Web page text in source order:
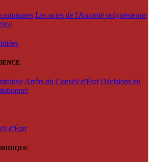
Les actes de l'Autorité polynésienne
Arrêts du Conseil d'État Décisions du
d'État